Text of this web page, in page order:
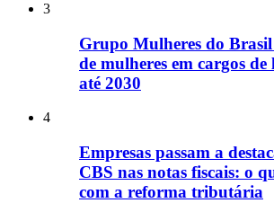
3
Grupo Mulheres do
de mulheres em cargos de
até 2030
4
Empresas passam a
CBS nas notas fiscais: o
com a reforma tributária